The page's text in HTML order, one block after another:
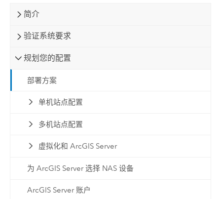
简介
验证系统要求
规划您的配置
部署方案
单机站点配置
多机站点配置
虚拟化和 ArcGIS Server
为 ArcGIS Server 选择 NAS 设备
ArcGIS Server 账户